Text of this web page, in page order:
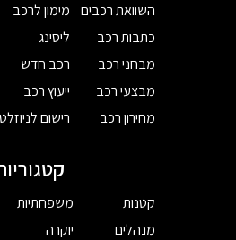
השוואת רכבים
כתבות רכב
מבחני רכב
מבצעי רכב
מחירון רכב
מימון לרכב
ליסינג
רכב חדש
ייעוץ רכב
רישום
קטנות
מנהלים
משפחתיות
יוקרה